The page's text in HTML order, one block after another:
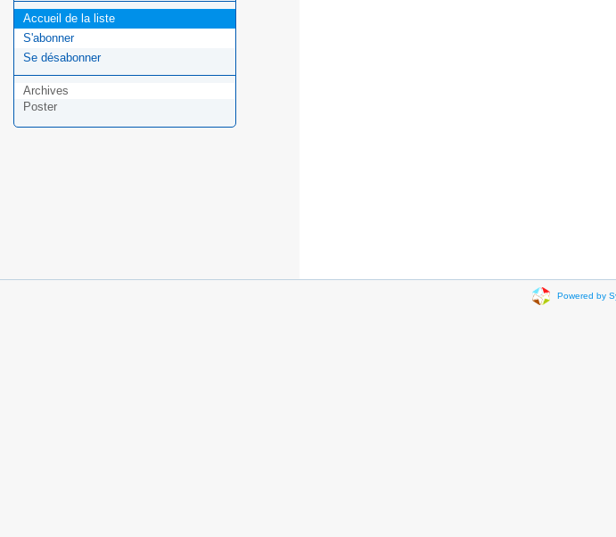
Accueil de la liste
S'abonner
Se désabonner
Archives
Poster
Powered by